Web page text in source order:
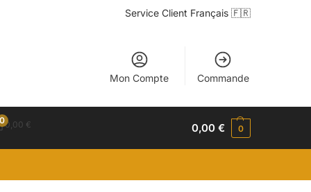
Service Client Français 🇫🇷
Mon Compte Commande
00,00 € 0,00€ 0